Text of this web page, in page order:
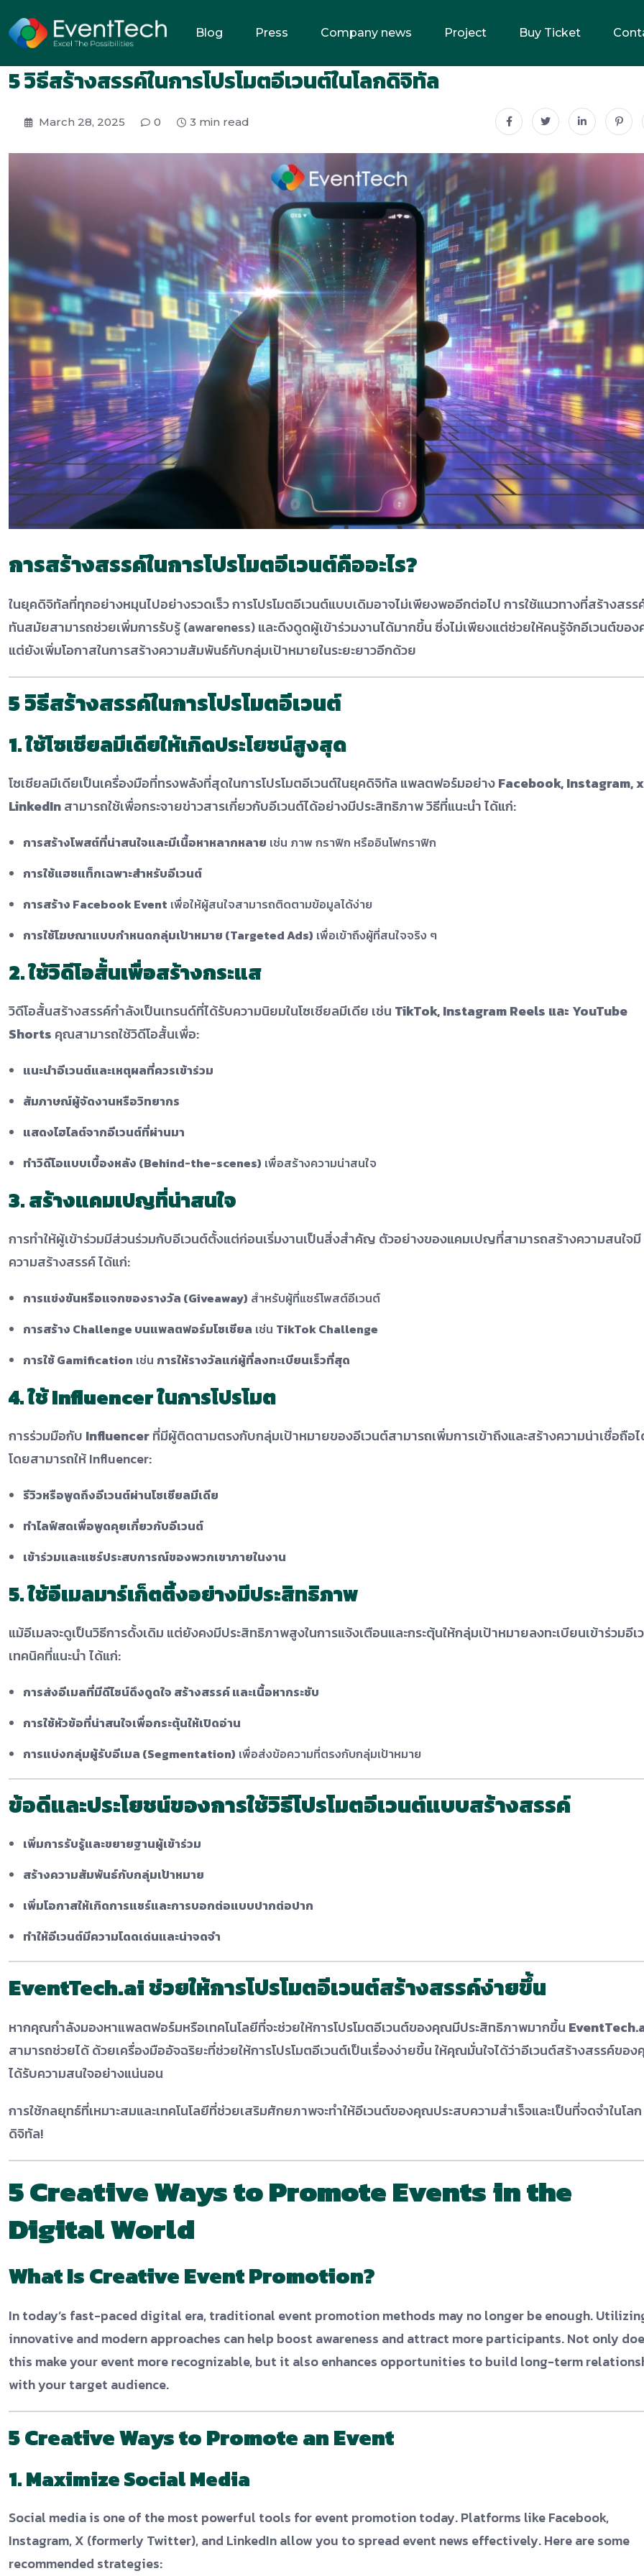
Blog Press Company news Project Buy Ticket
5 วิธีสร้างสรรค์ในการโปรโมตอีเวนต์ในโลกดิจิทัล
March 28, 2025 0 3 min read
การสร้างสรรค์ในการโปรโมตอีเวนต์คืออะไร?
ในยุคดิจิทัลที่ทุกอย่างหมุนไปอย่างรวดเร็ว การโปรโมตอีเวนต์แบบเดิมอาจไม่เพียงพออีกต่อไป การใช้แนวทางที่สร้างสรร
ทันสมัยสามารถช่วยเพิ่มการรับรู้ (awareness) และดึงดูดผู้เข้าร่วมงานได้มากขึ้น ซึ่งไม่เพียงแต่ช่วยให้คนรู้จักอีเวนต์ขอ
แต่ยังเพิ่มโอกาสในการสร้างความสัมพันธ์กับกลุ่มเป้าหมายในระยะยาวอีกด้วย
5 วิธีสร้างสรรค์ในการโปรโมตอีเวนต์
1. ใช้โซเชียลมีเดียให้เกิดประโยชน์สูงสุด
โซเชียลมีเดียเป็นเครื่องมือที่ทรงพลังที่สุดในการโปรโมตอีเวนต์ในยุคดิจิทัล แพลตฟอร์มอย่างFacebook, Instagram,
LinkedInสามารถใช้เพื่อกระจายข่าวสารเกี่ยวกับอีเวนต์ได้อย่างมีประสิทธิภาพ วิธีที่แนะนำ ได้แก่:
การสร้างโพสต์ที่น่าสนใจและมีเนื้อหาหลากหลาย เช่น ภาพ กราฟิก หรืออินโฟกราฟิก
การใช้แฮชแท็กเฉพาะสำหรับอีเวนต์
การสร้าง Facebook Event เพื่อให้ผู้สนใจสามารถติดตามข้อมูลได้ง่าย
การใช้โฆษณาแบบกำหนดกลุ่มเป้าหมาย (Targeted Ads) เพื่อเข้าถึงผู้ที่สนใจจริง ๆ
2. ใช้วิดีโอสั้นเพื่อสร้างกระแส
วิดีโอสั้นสร้างสรรค์กำลังเป็นเทรนด์ที่ได้รับความนิยมในโซเชียลมีเดีย เช่น TikTok, Instagram Reels และ YouTube
Shorts คุณสามารถใช้วิดีโอสั้นเพื่อ:
แนะนำอีเวนต์และเหตุผลที่ควรเข้าร่วม
สัมภาษณ์ผู้จัดงานหรือวิทยากร
แสดงไฮไลต์จากอีเวนต์ที่ผ่านมา
ทำวิดีโอแบบเบื้องหลัง (Behind-the-scenes) เพื่อสร้างความน่าสนใจ
3. สร้างแคมเปญที่น่าสนใจ
การทำให้ผู้เข้าร่วมมีส่วนร่วมกับอีเวนต์ตั้งแต่ก่อนเริ่มงานเป็นสิ่งสำคัญ ตัวอย่างของแคมเปญที่สามารถสร้างความสนใจมี
ความสร้างสรรค์ ได้แก่:
การแข่งขันหรือแจกของรางวัล (Giveaway) สำหรับผู้ที่แชร์โพสต์อีเวนต์
การสร้าง Challenge บนแพลตฟอร์มโซเชียล เช่น TikTok Challenge
การใช้ Gamification เช่น การให้รางวัลแก่ผู้ที่ลงทะเบียนเร็วที่สุด
4. ใช้ Influencer ในการโปรโมต
การร่วมมือกับ Influencerที่มีผู้ติดตามตรงกับกลุ่มเป้าหมายของอีเวนต์สามารถเพิ่มการเข้าถึงและสร้างความน่าเชื่อถือ
โดยสามารถให้ Influencer:
รีวิวหรือพูดถึงอีเวนต์ผ่านโซเชียลมีเดีย
ทำไลฟ์สดเพื่อพูดคุยเกี่ยวกับอีเวนต์
เข้าร่วมและแชร์ประสบการณ์ของพวกเขาภายในงาน
5. ใช้อีเมลมาร์เก็ตติ้งอย่างมีประสิทธิภาพ
แม้อีเมลจะดูเป็นวิธีการดั้งเดิม แต่ยังคงมีประสิทธิภาพสูงในการแจ้งเตือนและกระตุ้นให้กลุ่มเป้าหมายลงทะเบียนเข้าร่วมอีเ
เทคนิคที่แนะนำ ได้แก่:
การส่งอีเมลที่มีดีไซน์ดึงดูดใจ สร้างสรรค์และเนื้อหากระชับ
การใช้หัวข้อที่น่าสนใจเพื่อกระตุ้นให้เปิดอ่าน
การแบ่งกลุ่มผู้รับอีเมล (Segmentation) เพื่อส่งข้อความที่ตรงกับกลุ่มเป้าหมาย
ข้อดีและประโยชน์ของการใช้วิธีโปรโมตอีเวนต์แบบสร้างสรรค์
เพิ่มการรับรู้และขยายฐานผู้เข้าร่วม
สร้างความสัมพันธ์กับกลุ่มเป้าหมาย
เพิ่มโอกาสให้เกิดการแชร์และการบอกต่อแบบปากต่อปาก
ทำให้อีเวนต์มีความโดดเด่นและน่าจดจำ
EventTech.ai ช่วยให้การโปรโมตอีเวนต์สร้างสรรค์ง่ายขึ้น
หากคุณกำลังมองหาแพลตฟอร์มหรือเทคโนโลยีที่จะช่วยให้การโปรโมตอีเวนต์ของคุณมีประสิทธิภาพมากขึ้น
สามารถช่วยได้ ด้วยเครื่องมืออัจฉริยะที่ช่วยให้การโปรโมตอีเวนต์เป็นเรื่องง่ายขึ้น ให้คุณมั่นใจได้ว่าอีเวนต์สร้างสรรค์ขอ
ได้รับความสนใจอย่างแน่นอน
การใช้กลยุทธ์ที่เหมาะสมและเทคโนโลยีที่ช่วยเสริมศักยภาพจะทำให้อีเวนต์ของคุณประสบความสำเร็จและเป็นที่จดจำในโลก
ดิจิทัล!
5 Creative Ways to Promote Events in the
Digital World
What Is Creative Event Promotion?
In today’s fast-paced digital era, traditional event promotion methods may no longer be enough.
innovative and modern approaches can help boost awareness and attract more participants. Not only
this make your event more recognizable, but it also enhances opportunities to build long-term
with your target audience.
5 Creative Ways to Promote an Event
1. Maximize Social Media
Social media is one of the most powerful tools for event promotion today. Platforms like Facebook,
Instagram, X (formerly Twitter), and LinkedIn allow you to spread event news effectively. Here are some
recommended strategies: